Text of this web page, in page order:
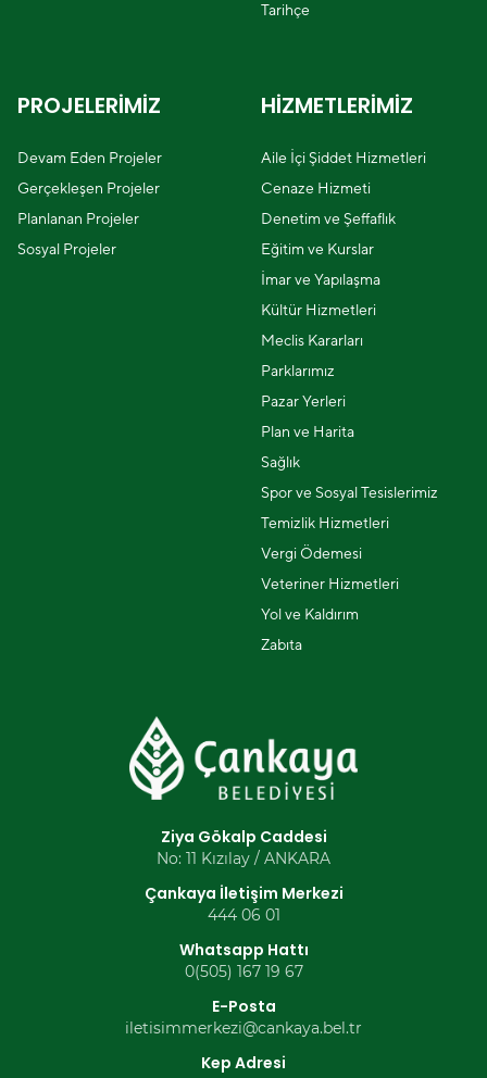
Tarihçe
PROJELERİMİZ
Devam Eden Projeler
Gerçekleşen Projeler
Planlanan Projeler
Sosyal Projeler
HİZMETLERİMİZ
Aile İçi Şiddet Hizmetleri
Cenaze Hizmeti
Denetim ve Şeffaflık
Eğitim ve Kurslar
İmar ve Yapılaşma
Kültür Hizmetleri
Meclis Kararları
Parklarımız
Pazar Yerleri
Plan ve Harita
Sağlık
Spor ve Sosyal Tesislerimiz
Temizlik Hizmetleri
Vergi Ödemesi
Veteriner Hizmetleri
Yol ve Kaldırım
Zabıta
Ziya Gökalp Caddesi
No: 11 Kızılay / ANKARA
Çankaya İletişim Merkezi
444 06 01
Whatsapp Hattı
0(505) 167 19 67
E-Posta
iletisimmerkezi@cankaya.bel.tr
Kep Adresi